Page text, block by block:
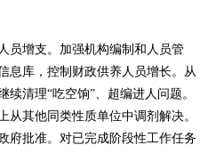
员增支。加强机构编制和人员管
息库，控制财政供养人员增长。从
清理“吃空饷”、超编进人问题。
从其他同类性质单位中调剂解决。
府批准。对已完成阶段性工作任务